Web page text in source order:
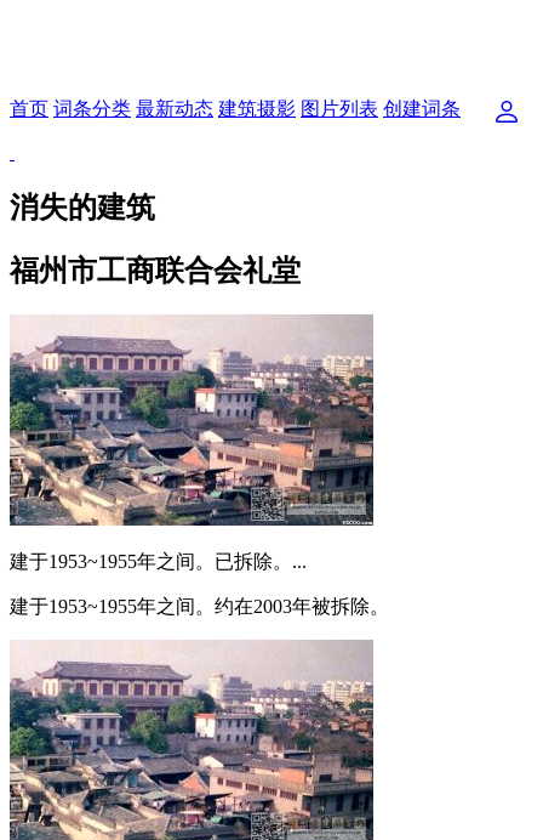
首页 词条分类 最新动态 建筑摄影 图片列表 创建词条
消失的建筑
福州市工商联合会礼堂
建于1953~1955年之间。已拆除。...
建于1953~1955年之间。约在2003年被拆除。